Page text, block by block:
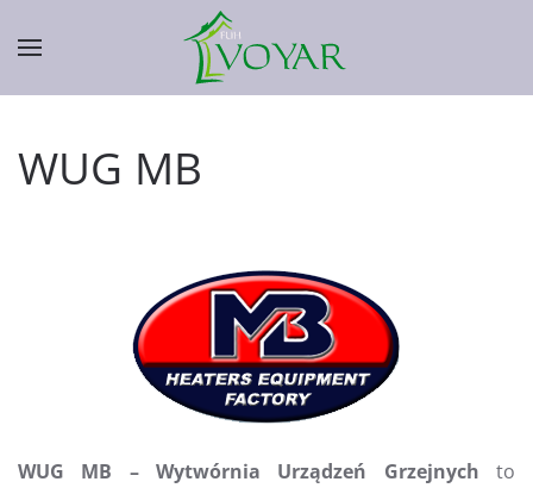
Skip to main content
WUG MB
WUG MB – Wytwórnia Urządzeń Grzejnych to